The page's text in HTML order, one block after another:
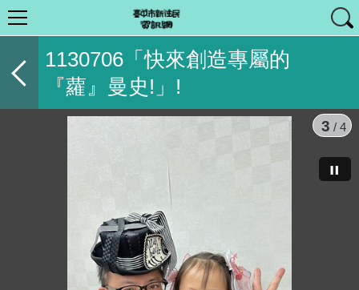
1130706「快來創造專屬的
『蘿』曼史!」!
3 / 4